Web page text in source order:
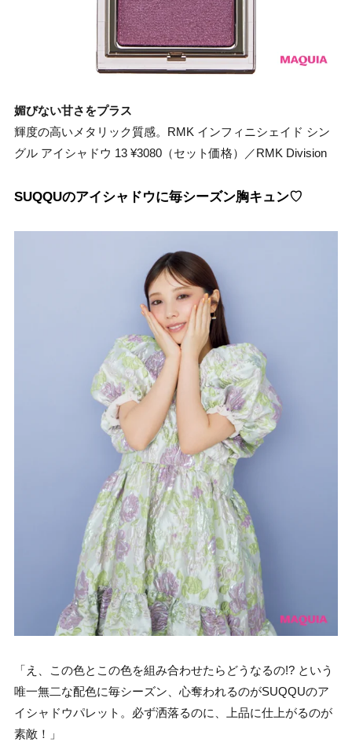
媚びない甘さをプラス
輝度の高いメタリック質感。RMK インフィニシェイド シン
グル アイシャドウ 13 ¥3080（セット価格）／RMK Division
SUQQUのアイシャドウに毎シーズン胸キュン♡
「え、この色とこの色を組み合わせたらどうなるの!? という
唯一無二な配色に毎シーズン、心奪われるのがSUQQUのア
イシャドウパレット。必ず洒落るのに、上品に仕上がるのが
素敵！」